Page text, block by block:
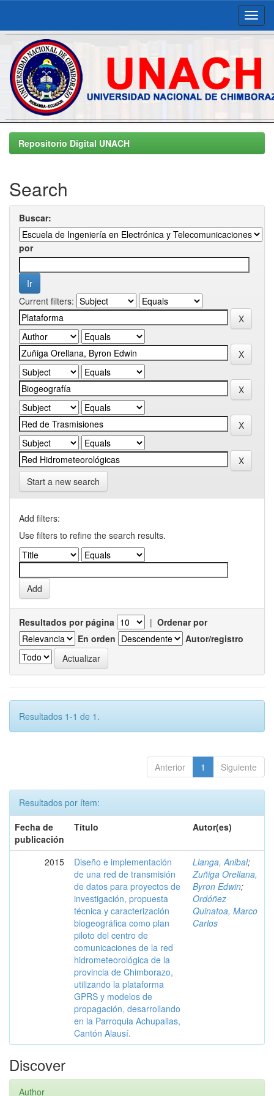
Skip
navigationRepositorio Digital UNACH
Search
Buscar:
por
Current filters:
Start a new search
Add filters:
Use filters to refine the search results.
Resultados por página | Ordenar por
En orden
Autor/registro
Resultados 1-1 de 1.
Anterior 1 Siguiente
Resultados por ítem:
Fecha de
publicación
Título Autor(es)
2015
Diseño e implementación
de una red de transmisión
de datos para proyectos de
investigación, propuesta
técnica y caracterización
biogeográfica como plan
piloto del centro de
comunicaciones de la red
hidrometeorológica de la
provincia de Chimborazo,
utilizando la plataforma
GPRS y modelos de
propagación, desarrollando
en la Parroquia Achupallas,
Cantón Alausí.
Llanga, Anibal;
Zuñiga Orellana,
Byron Edwin;
Ordóñez
Quinatoa, Marco
Carlos
Discover
Author